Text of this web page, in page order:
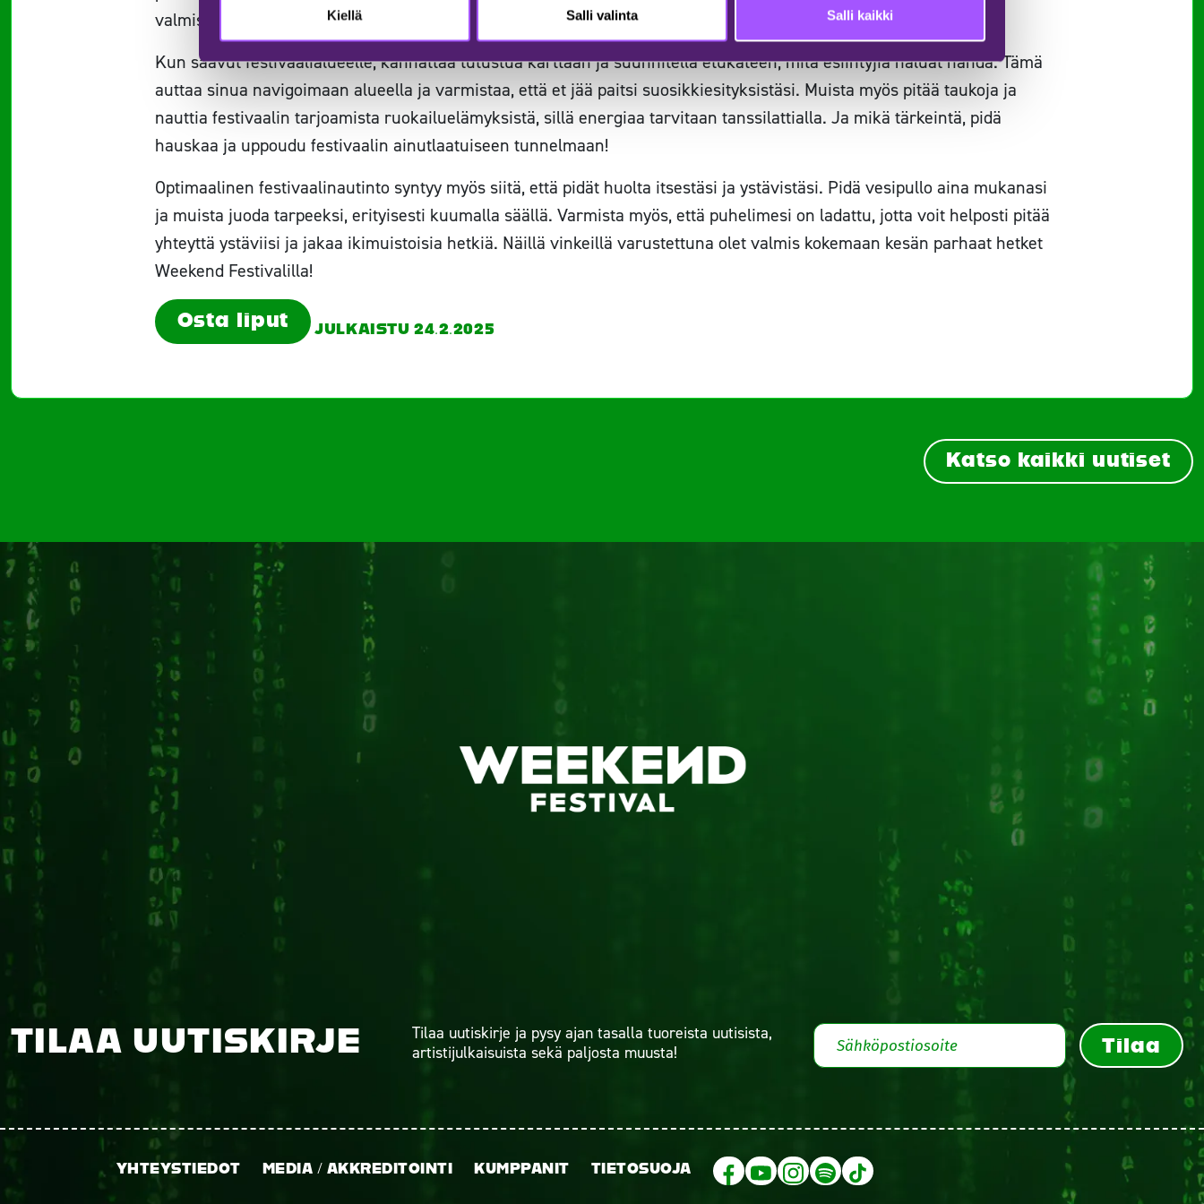
Kiellä Salli valinta Salli kaikki
valmis mihin tahansa. Mukavat kengät ovat myös must, sillä festivaalialueella tulee käveltyä paljon.
Kun saavut festivaalialueelle, kannattaa tutustua karttaan ja suunnitella etukäteen, mitä esiintyjiä haluat nähdä. Tämä
auttaa sinua navigoimaan alueella ja varmistaa, että et jää paitsi suosikkiesityksistäsi. Muista myös pitää taukoja ja
nauttia festivaalin tarjoamista ruokailuelämyksistä, sillä energiaa tarvitaan tanssilattialla. Ja mikä tärkeintä, pidä
hauskaa ja uppoudu festivaalin ainutlaatuiseen tunnelmaan!
Optimaalinen festivaalinautinto syntyy myös siitä, että pidät huolta itsestäsi ja ystävistäsi. Pidä vesipullo aina mukanasi
ja muista juoda tarpeeksi, erityisesti kuumalla säällä. Varmista myös, että puhelimesi on ladattu, jotta voit helposti pitää
yhteyttä ystäviisi ja jakaa ikimuistoisia hetkiä. Näillä vinkeillä varustettuna olet valmis kokemaan kesän parhaat hetket
Weekend Festivalilla!
Osta liput JULKAISTU 24.2.2025
Katso kaikki uutiset
TILAA UUTISKIRJE
Tilaa uutiskirje ja pysy ajan tasalla tuoreista uutisista,
artistijulkaisuista sekä paljosta muusta!
Tilaa
YHTEYSTIEDOT MEDIA / AKKREDITOINTI KUMPPANIT TIETOSUOJA